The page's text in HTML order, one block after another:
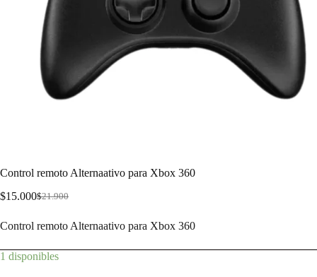
Control remoto Alternaativo para Xbox 360
$21.900
$15.000
Control remoto Alternaativo para Xbox 360
1 disponibles